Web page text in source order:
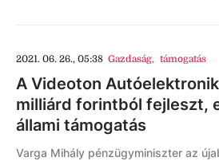
2021. 06. 26., 05:38 Gazdaság, támogatás
A Videoton
milliárd forintból fejleszt,
állami támogatás
Varga Mihály pénzügyminiszter az